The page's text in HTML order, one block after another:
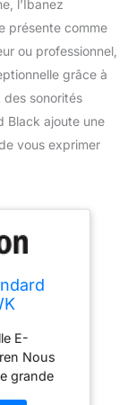
l’Ibanez
présente comme
ou professionnel,
grâce à
sonorités
Black ajoute une
vous exprimer
E-
Nous
grande